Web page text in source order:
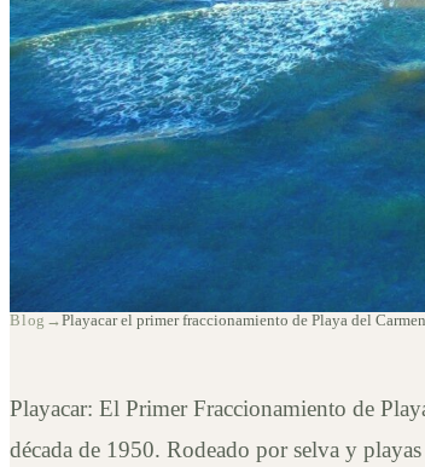
Playacar el
Playa del
Blog →Playacar el primer fraccionamiento de Playa del Carmen
Playacar: El Primer Fraccionamiento de
década de 1950. Rodeado por selva y